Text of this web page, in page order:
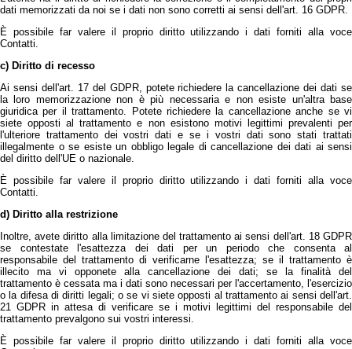
dati memorizzati da noi se i dati non sono corretti ai sensi dell'art. 16 GDPR.
È possibile far valere il proprio diritto utilizzando i dati forniti alla voce
Contatti.
c) Diritto di recesso
Ai sensi dell'art. 17 del GDPR, potete richiedere la cancellazione dei dati se
la loro memorizzazione non è più necessaria e non esiste un'altra base
giuridica per il trattamento. Potete richiedere la cancellazione anche se vi
siete opposti al trattamento e non esistono motivi legittimi prevalenti per
l'ulteriore trattamento dei vostri dati e se i vostri dati sono stati trattati
illegalmente o se esiste un obbligo legale di cancellazione dei dati ai sensi
del diritto dell'UE o nazionale.
È possibile far valere il proprio diritto utilizzando i dati forniti alla voce
Contatti.
d) Diritto alla restrizione
Inoltre, avete diritto alla limitazione del trattamento ai sensi dell'art. 18 GDPR
se contestate l'esattezza dei dati per un periodo che consenta al
responsabile del trattamento di verificarne l'esattezza; se il trattamento è
illecito ma vi opponete alla cancellazione dei dati; se la finalità del
trattamento è cessata ma i dati sono necessari per l'accertamento, l'esercizio
o la difesa di diritti legali; o se vi siete opposti al trattamento ai sensi dell'art.
21 GDPR in attesa di verificare se i motivi legittimi del responsabile del
trattamento prevalgono sui vostri interessi.
È possibile far valere il proprio diritto utilizzando i dati forniti alla voce